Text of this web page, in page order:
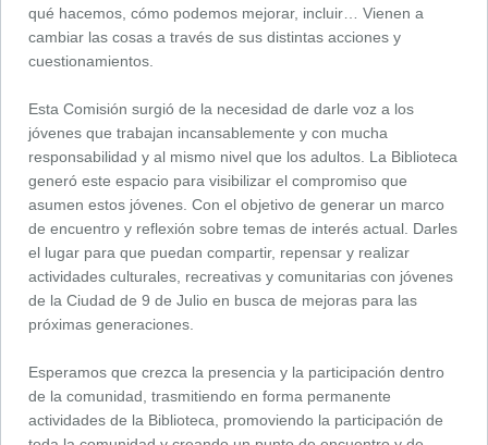
qué hacemos, cómo podemos mejorar, incluir… Vienen a
cambiar las cosas a través de sus distintas acciones y
cuestionamientos.
Esta Comisión surgió de la necesidad de darle voz a los
jóvenes que trabajan incansablemente y con mucha
responsabilidad y al mismo nivel que los adultos. La Biblioteca
generó este espacio para visibilizar el compromiso que
asumen estos jóvenes. Con el objetivo de generar un marco
de encuentro y reflexión sobre temas de interés actual. Darles
el lugar para que puedan compartir, repensar y realizar
actividades culturales, recreativas y comunitarias con jóvenes
de la Ciudad de 9 de Julio en busca de mejoras para las
próximas generaciones.
Esperamos que crezca la presencia y la participación dentro
de la comunidad, trasmitiendo en forma permanente
actividades de la Biblioteca, promoviendo la participación de